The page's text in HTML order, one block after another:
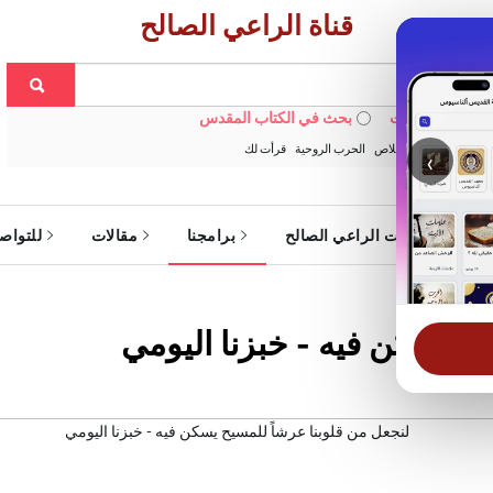
‹
قناة الراعي الصالح
في الويبسايت بحث في الكتاب المقدس
خبزنا اليومي الخلاص الحرب الروحية قرأت لك
خدمات الراعي الصالح برامجنا مقالات
يسكن فيه - خبزنا اليومي